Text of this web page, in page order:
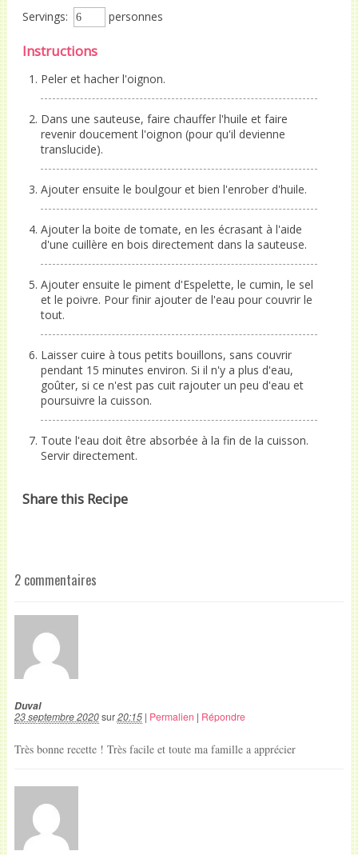
Servings: personnes
Instructions
Peler et hacher l'oignon.
Dans une sauteuse, faire chauffer l'huile et faire
revenir doucement l'oignon (pour qu'il devienne
translucide).
Ajouter ensuite le boulgour et bien l'enrober d'huile.
Ajouter la boite de tomate, en les écrasant à l'aide
d'une cuillère en bois directement dans la sauteuse.
Ajouter ensuite le piment d'Espelette, le cumin, le sel
et le poivre. Pour finir ajouter de l'eau pour couvrir le
tout.
Laisser cuire à tous petits bouillons, sans couvrir
pendant 15 minutes environ. Si il n'y a plus d'eau,
goûter, si ce n'est pas cuit rajouter un peu d'eau et
poursuivre la cuisson.
Toute l'eau doit être absorbée à la fin de la cuisson.
Servir directement.
Share this Recipe
2 commentaires
Duval
23 septembre 2020sur20:15| Permalien | Répondre
Très bonne recette ! Très facile et toute ma famille a apprécier